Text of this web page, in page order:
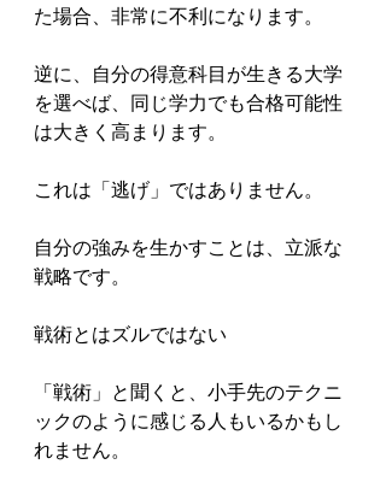
た場合、非常に不利になります。
逆に、自分の得意科目が生きる大学
を選べば、同じ学力でも合格可能性
は大きく高まります。
これは「逃げ」ではありません。
自分の強みを生かすことは、立派な
戦略です。
戦術とはズルではない
「戦術」と聞くと、小手先のテクニ
ックのように感じる人もいるかもし
れません。